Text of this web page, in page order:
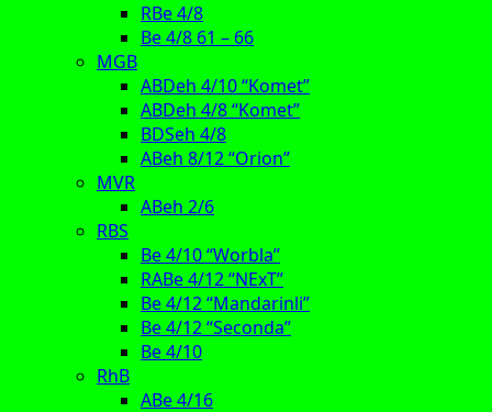
RBe 4/8
Be 4/8 61 – 66
MGB
ABDeh 4/10 “Komet”
ABDeh 4/8 “Komet”
BDSeh 4/8
ABeh 8/12 “Orion”
MVR
ABeh 2/6
RBS
Be 4/10 “Worbla”
RABe 4/12 “NExT”
Be 4/12 “Mandarinli”
Be 4/12 “Seconda”
Be 4/10
RhB
ABe 4/16